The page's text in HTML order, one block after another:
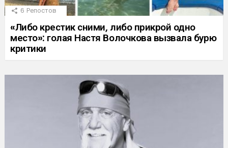
6 Репостов
«Либо крестик сними, либо прикрой одно
место»: голая Настя Волочкова вызвала бурю
критики